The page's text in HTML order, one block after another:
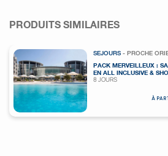
PRODUITS SIMILAIRES
SEJOURS - PROCHE
PACK MERVEILLEUX :
EN ALL INCLUSIVE &
(D'OCTOBRE À MAI)
8 JOURS
À